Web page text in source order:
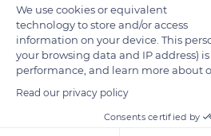
16 Rue de la Chancellerie
We use cookies or equivalent
technology to store and/or access
information on your device. This
your browsing data and IP address)
performance, and learn more about
Read our privacy policy
Consents certified by